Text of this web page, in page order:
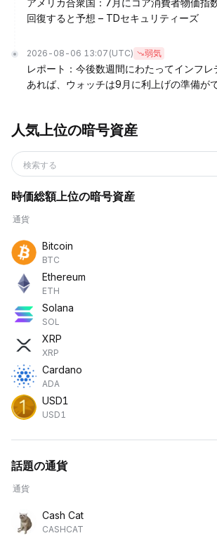
アメリカ合衆国：7月にコア消費者物価指
回復すると予想 – TDセキュリティーズ
2026-08-06 13:07 (UTC) 弱気
レポート：今後数週間にわたってインフ
あれば、ウォッチは9月に利上げの準備が
人気上位の暗号資産
検索する
時価総額上位の暗号資産
通貨
Bitcoin
BTC
Ethereum
ETH
Solana
SOL
XRP
XRP
Cardano
ADA
USD1
USD1
話題の通貨
通貨
Cash Cat
CASHCAT